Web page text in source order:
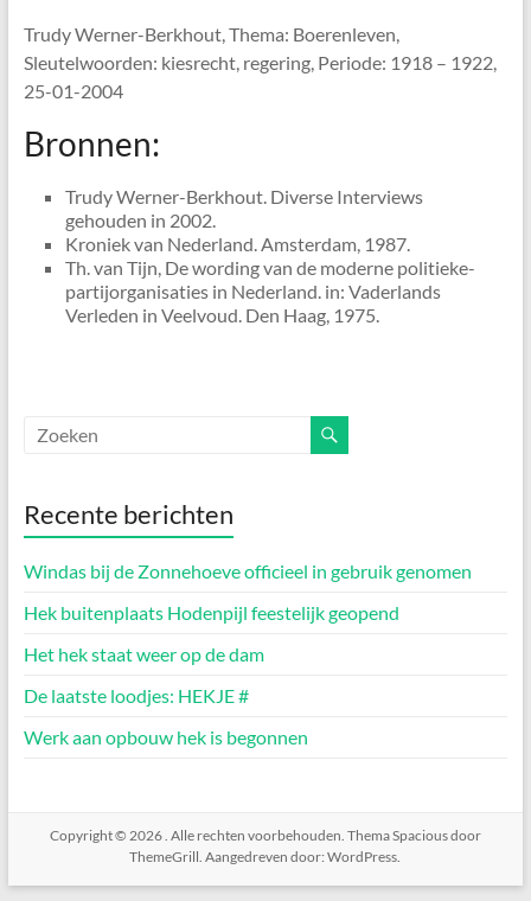
Trudy Werner-Berkhout, Thema: Boerenleven,
Sleutelwoorden: kiesrecht, regering, Periode: 1918 – 1922,
25-01-2004
Bronnen:
Trudy Werner-Berkhout. Diverse Interviews
gehouden in 2002.
Kroniek van Nederland. Amsterdam, 1987.
Th. van Tijn, De wording van de moderne politieke-
partijorganisaties in Nederland. in: Vaderlands
Verleden in Veelvoud. Den Haag, 1975.
Recente berichten
Windas bij de Zonnehoeve officieel in gebruik genomen
Hek buitenplaats Hodenpijl feestelijk geopend
Het hek staat weer op de dam
De laatste loodjes: HEKJE #
Werk aan opbouw hek is begonnen
Copyright © 2026 . Alle rechten voorbehouden. ThemaSpaciousdoor
ThemeGrill. Aangedreven door:WordPress